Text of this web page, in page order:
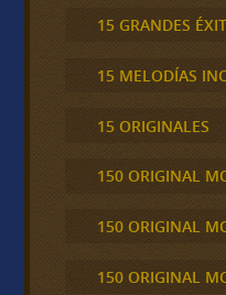
15 GRANDES
15 MELODÍAS
15 ORIGINALES
150 ORIGINAL
150 ORIGINAL
150 ORIGINAL